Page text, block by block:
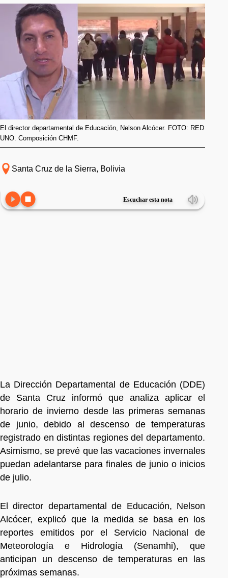
El director departamental de Educación, Nelson Alcócer. FOTO: RED
UNO. Composición CHMF.
Santa Cruz de la Sierra, Bolivia
Escuchar esta nota
La Dirección Departamental de Educación (DDE)
de Santa Cruz informó que analiza aplicar el
horario de invierno desde las primeras semanas
de junio, debido al descenso de temperaturas
registrado en distintas regiones del departamento.
Asimismo, se prevé que las vacaciones invernales
puedan adelantarse para finales de junio o inicios
de julio.
El director departamental de Educación, Nelson
Alcócer, explicó que la medida se basa en los
reportes emitidos por el Servicio Nacional de
Meteorología e Hidrología (Senamhi), que
anticipan un descenso de temperaturas en las
próximas semanas.